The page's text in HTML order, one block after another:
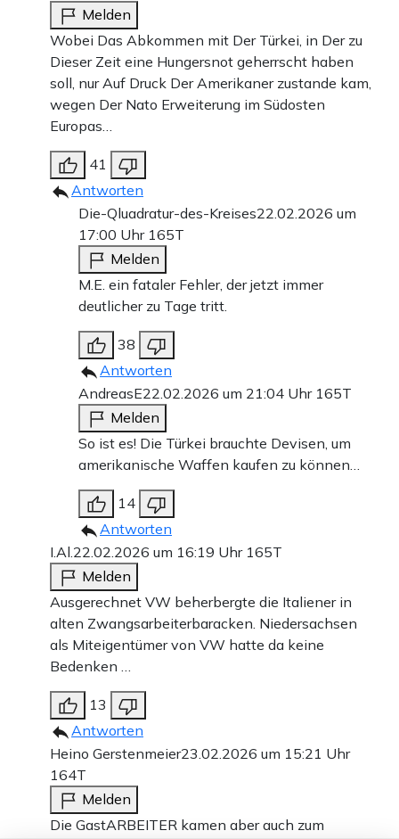
Melden
Wobei Das Abkommen mit Der Türkei, in Der zu
Dieser Zeit eine Hungersnot geherrscht haben
soll, nur Auf Druck Der Amerikaner zustande kam,
wegen Der Nato Erweiterung im Südosten
Europas…
41
Antworten
Die-Qluadratur-des-Kreises22.02.2026 um
17:00 Uhr 165T
Melden
M.E. ein fataler Fehler, der jetzt immer
deutlicher zu Tage tritt.
38
Antworten
AndreasE22.02.2026 um 21:04 Uhr 165T
Melden
So ist es! Die Türkei brauchte Devisen, um
amerikanische Waffen kaufen zu können…
14
Antworten
I.Al. 22.02.2026 um 16:19 Uhr 165T
Melden
Ausgerechnet VW beherbergte die Italiener in
alten Zwangsarbeiterbaracken. Niedersachsen
als Miteigentümer von VW hatte da keine
Bedenken …
13
Antworten
Heino Gerstenmeier23.02.2026 um 15:21 Uhr
164T
Melden
Die GastARBEITER kamen aber auch zum